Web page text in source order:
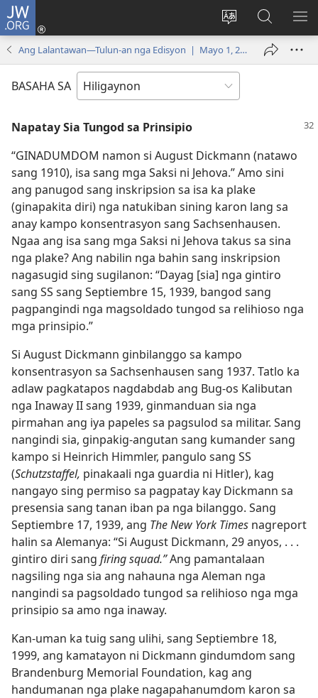
JW.ORG
Islan
ang
lenguahe
sang
site
Mag-
log
(opens
new
Mangita
sa
JW.ORG
Ang Lalantawan—Tulun-an nga Edisyon | Mayo 1, 2000
BASAHA SA
Napatay Sia Tungod sa Prinsipio
“GINADUMDOM namon si August Dickmann (natawo
sang 1910), isa sang mga Saksi ni Jehova.” Amo sini
ang panugod sang inskripsion sa isa ka plake
(ginapakita diri) nga natukiban sining karon lang sa
anay kampo konsentrasyon sang Sachsenhausen.
Ngaa ang isa sang mga Saksi ni Jehova takus sa sina
nga plake? Ang nabilin nga bahin sang inskripsion
nagasugid sing sugilanon: “Dayag [sia] nga gintiro
sang SS sang Septiembre 15, 1939, bangod sang
pagpangindi nga magsoldado tungod sa relihioso nga
mga prinsipio.”
Si August Dickmann ginbilanggo sa kampo
konsentrasyon sa Sachsenhausen sang 1937. Tatlo ka
adlaw pagkatapos nagdabdab ang Bug-os Kalibutan
nga Inaway II sang 1939, ginmanduan sia nga
pirmahan ang iya papeles sa pagsulod sa militar. Sang
nangindi sia, ginpakig-angutan sang kumander sang
kampo si Heinrich Himmler, pangulo sang SS
(Schutzstaffel, pinakaali nga guardia ni Hitler), kag
nangayo sing permiso sa pagpatay kay Dickmann sa
presensia sang tanan iban pa nga bilanggo. Sang
Septiembre 17, 1939, ang The New York Times nagreport
halin sa Alemanya: “Si August Dickmann, 29 anyos, . . .
gintiro diri sang firing squad.”Ang pamantalaan
nagsiling nga sia ang nahauna nga Aleman nga
nangindi sa pagsoldado tungod sa relihioso nga mga
prinsipio sa amo nga inaway.
Kan-uman ka tuig sang ulihi, sang Septiembre 18,
1999, ang kamatayon ni Dickmann gindumdom sang
Brandenburg Memorial Foundation, kag ang
handumanan nga plake nagapahanumdom karon sa